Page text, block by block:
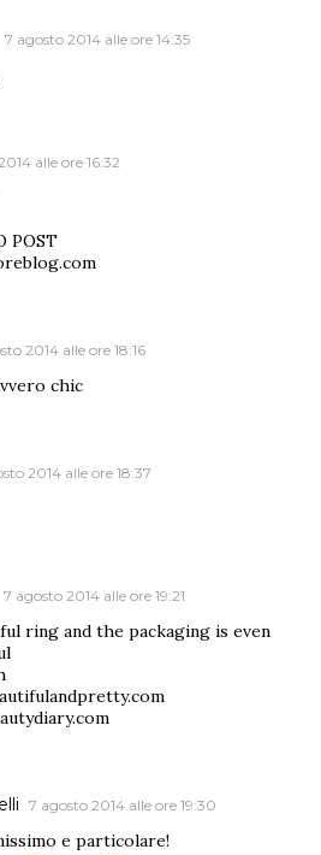
7 agosto 2014 alle ore 14:35
alle ore 16:32
POST
2014 alle ore 18:16
chic
2014 alle ore 18:37
7 agosto 2014 alle ore 19:21
ring and the packaging is even
7 agosto 2014 alle ore 19:30
e particolare!